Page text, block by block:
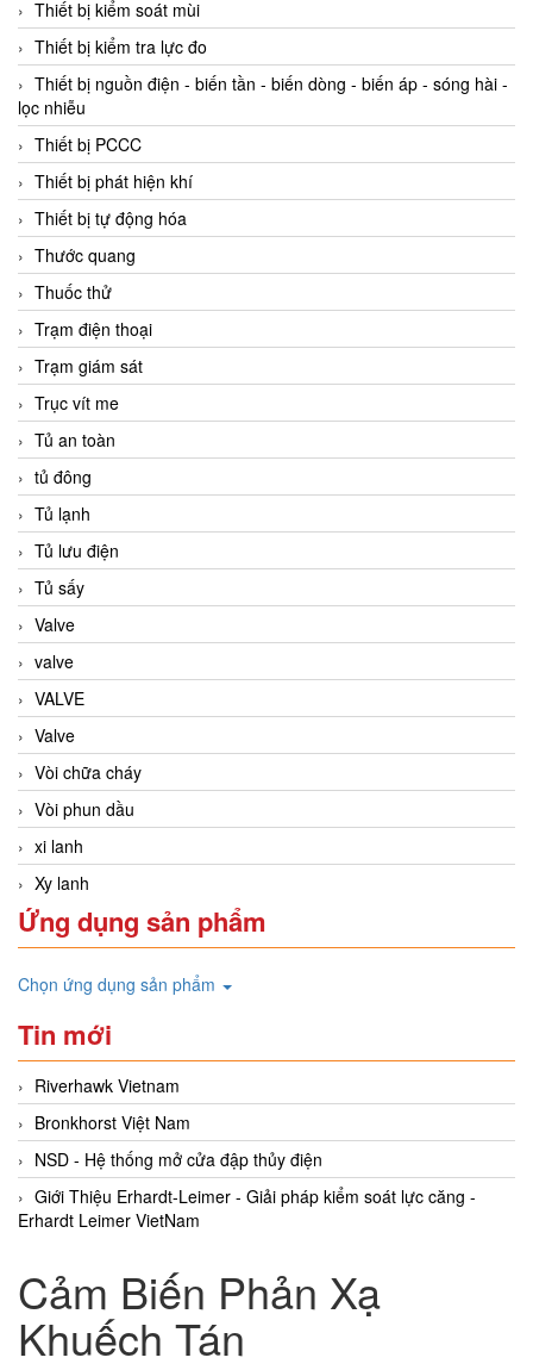
Thiết bị kiểm soát mùi
Thiết bị kiểm tra lực đo
Thiết bị nguồn điện - biến tần - biến dòng - biến áp - sóng hài -
lọc nhiễu
Thiết bị PCCC
Thiết bị phát hiện khí
Thiết bị tự động hóa
Thước quang
Thuốc thử
Trạm điện thoại
Trạm giám sát
Trục vít me
Tủ an toàn
tủ đông
Tủ lạnh
Tủ lưu điện
Tủ sấy
Valve
valve
VALVE
Valve
Vòi chữa cháy
Vòi phun dầu
xi lanh
Xy lanh
Ứng dụng sản phẩm
Chọn ứng dụng sản phẩm
Tin mới
Riverhawk Vietnam
Bronkhorst Việt Nam
NSD - Hệ thống mở cửa đập thủy điện
Giới Thiệu Erhardt-Leimer - Giải pháp kiểm soát lực căng -
Erhardt Leimer VietNam
Cảm Biến Phản Xạ
Khuếch Tán